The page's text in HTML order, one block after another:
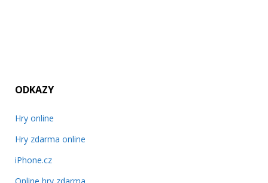
ODKAZY
Hry online
Hry zdarma online
iPhone.cz